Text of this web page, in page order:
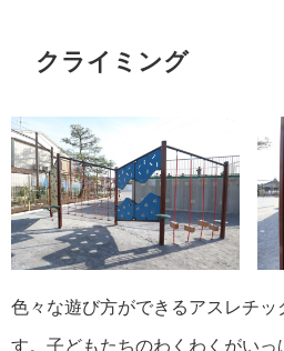
クライミング
色々な遊び方ができるアスレチ
す。子どもたちのわくわくがいっ